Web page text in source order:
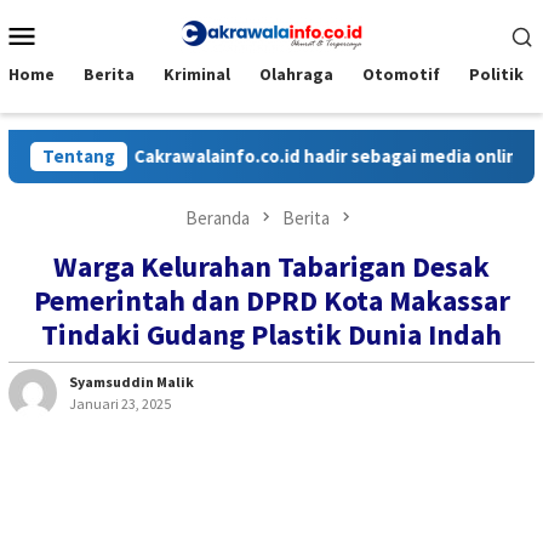
ke
Mobile
Home Berita Kriminal Olahraga Otomotif Politik
TentangCakrawalainfo.co.id hadir sebagai media online yang
Beranda Berita
Warga Kelurahan Tabarigan Desak
Pemerintah dan DPRD Kota Makassar
Tindaki Gudang Plastik Dunia Indah
Syamsuddin Malik
Januari 23, 2025